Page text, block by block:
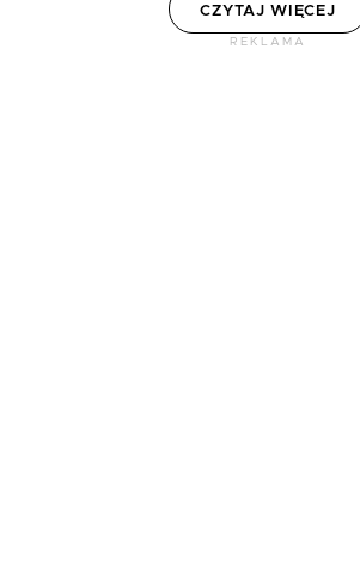
CZYTAJ WIĘCEJ
REKLAMA